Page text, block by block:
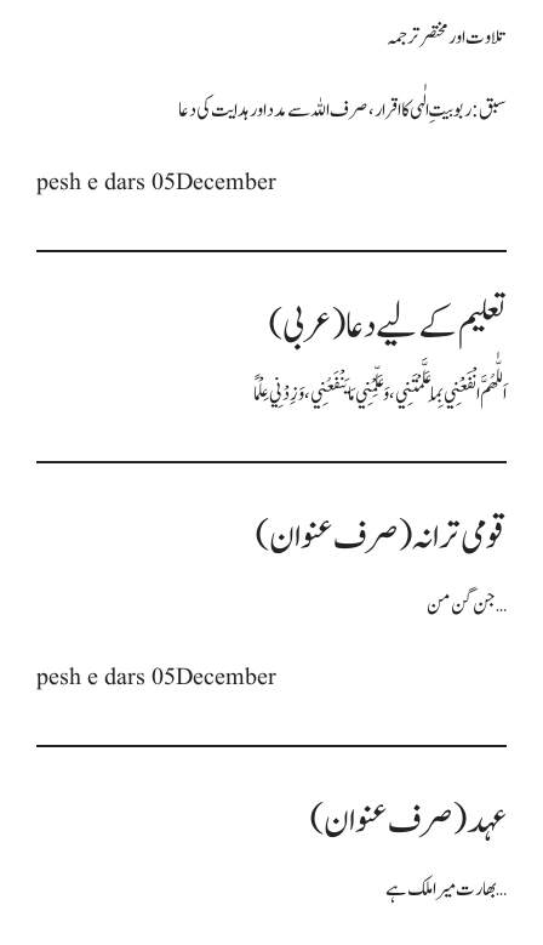
تلاوت اور مختصر ترجمہ
سبق: ربوبیتِ الٰہی کا اقرار، صرف اللہ سے مدد اور ہدایت کی دعا
pesh e dars 05December
تعلیم کے لیے دعا (عربی)
اَللّٰهُمَّ انْفَعْنِي بِمَا عَلَّمْتَنِي، وَعَلِّمْنِي مَا يَنْفَعُنِي، وَزِدْنِي عِلْمًا
قومی ترانہ (صرف عنوان)
جن گن من…
pesh e dars 05December
عہد (صرف عنوان)
بھارت میرا ملک ہے…